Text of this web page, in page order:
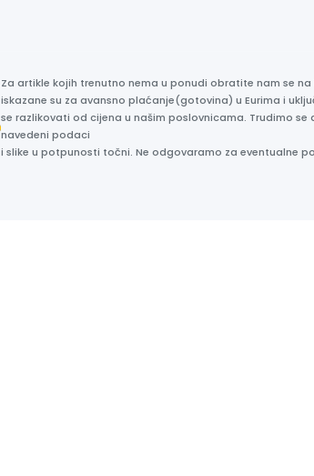
Za artikle kojih trenutno nema u ponudi obratite nam se
iskazane su za avansno plaćanje(gotovina) u Eurima i
se razlikovati od cijena u našim poslovnicama. Trudimo
navedeni podaci
i slike u potpunosti točni. Ne odgovaramo za eventualne